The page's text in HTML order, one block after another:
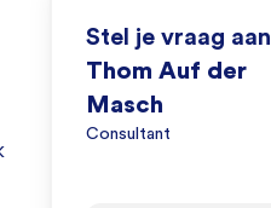
Stel je vraag aan
Thom Auf der
Masch
Consultant